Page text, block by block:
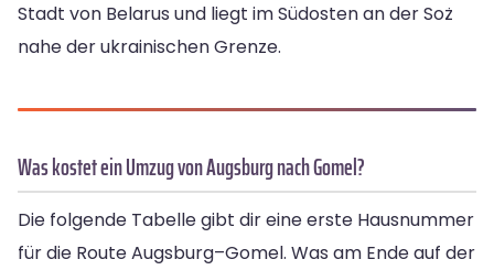
Stadt von Belarus und liegt im Südosten an der Soż
nahe der ukrainischen Grenze.
Was kostet ein Umzug von Augsburg nach Gomel?
Die folgende Tabelle gibt dir eine erste Hausnummer
für die Route Augsburg–Gomel. Was am Ende auf der